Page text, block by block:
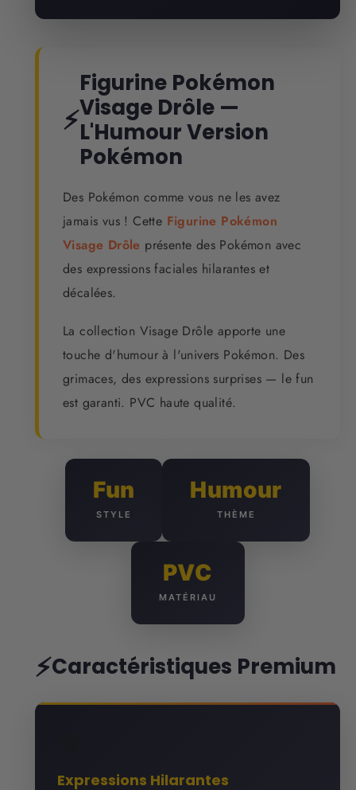
⚡
Figurine Pokémon
Visage Drôle —
L'Humour Version
Pokémon
Des Pokémon comme vous ne les avez
jamais vus ! Cette Figurine Pokémon
Visage Drôle présente des Pokémon avec
des expressions faciales hilarantes et
décalées.
La collection Visage Drôle apporte une
touche d'humour à l'univers Pokémon. Des
grimaces, des expressions surprises — le fun
est garanti. PVC haute qualité.
Fun
STYLE
Humour
THÈME
PVC
MATÉRIAU
⚡Caractéristiques Premium
Expressions Hilarantes